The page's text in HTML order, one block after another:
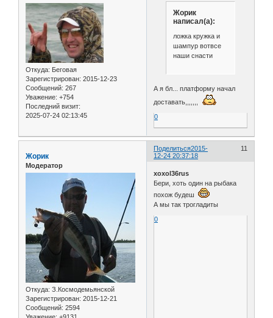
Откуда: Беговая
Зарегистрирован: 2015-12-23
Сообщений: 267
Уважение: +754
Последний визит:
2025-07-24 02:13:45
Жорик
написал(а):
ложка кружка и
шампур вотвсе
наши снасти
А я бл... платформу начал
доставать,,,,,,,
0
Поделиться 11
2015-
12-24 20:37:18
Жорик
Модератор
Откуда: З.Космодемьянской
Зарегистрирован: 2015-12-21
Сообщений: 2594
xoxol36rus
Бери, хоть один на рыбака
похож будеш
А мы так трогладиты
0